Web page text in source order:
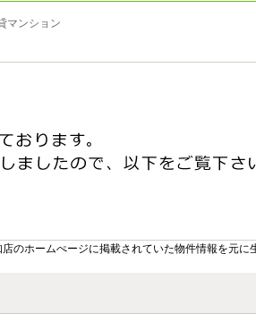
マンション
ホームぺージに掲載されていた物件情報を元に